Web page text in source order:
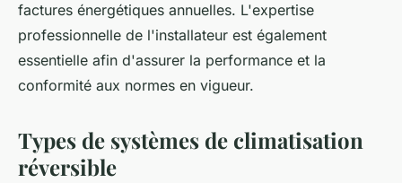
factures énergétiques annuelles. L'expertise
professionnelle de l'installateur est également
essentielle afin d'assurer la performance et la
conformité aux normes en vigueur.
Types de systèmes de climatisation
réversible